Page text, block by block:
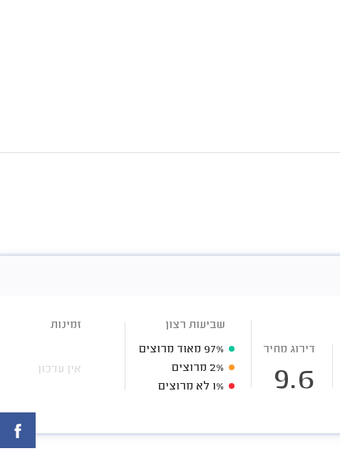
דירוג מחיר
9.6
שביעות רצון
97% מאוד מרוצים
2% מרוצים
1% לא מרוצים
זמינות
אין עדכון